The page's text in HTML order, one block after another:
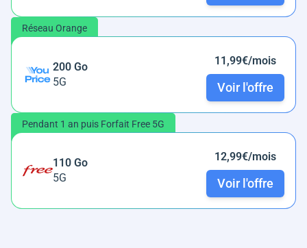
Réseau Orange
200 Go
5G
11,99€/mois
Voir l'offre
Pendant 1 an puis Forfait Free 5G
110 Go
5G
12,99€/mois
Voir l'offre